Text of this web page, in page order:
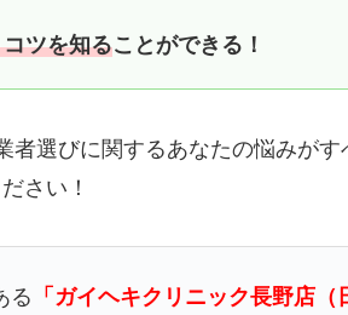
ツを知ることができる！
者選びに関するあなたの悩みが
さい！
る 「ガイヘキクリニック長野店（